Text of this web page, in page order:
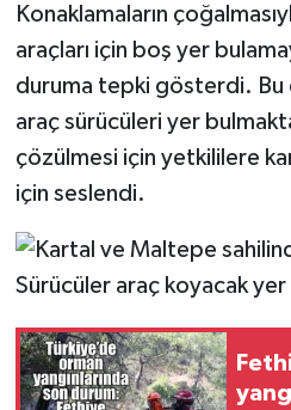
Konaklamaların
araçları için boş yer
duruma tepki gösterdi. Bu
araç sürücüleri yer
çözülmesi için yetkililere
için seslendi.